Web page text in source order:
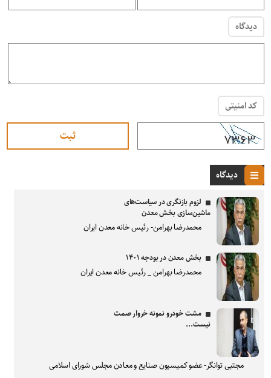
دیدگاه
کد امنیتی
دیدگاه
لزوم بازنگری در سیاست‌های
ماشین‌سازی بخش معدن
محمدرضا بهرامن- رئیس خانه معدن ایران
بخش معدن در بودجه ۱۴۰۱
محمدرضا بهرامن _ رئیس خانه معدن ایران
مشت خودرو نمونه خروار صمت
نیست...
مجتبی توانگر- عضو کمیسیون صنایع و معادن مجلس شورای اسلامی